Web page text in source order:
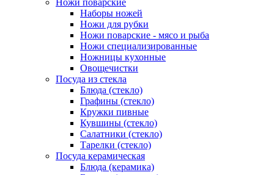
Ножи поварские
Наборы ножей
Ножи для рубки
Ножи поварские - мясо и рыба
Ножи специализированные
Ножницы кухонные
Овощечистки
Посуда из стекла
Блюда (стекло)
Графины (стекло)
Кружки пивные
Кувшины (стекло)
Салатники (стекло)
Тарелки (стекло)
Посуда керамическая
Блюда (керамика)